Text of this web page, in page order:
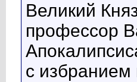
Великий
профессор
с